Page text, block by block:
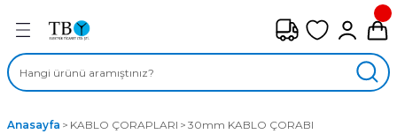
ÇEŞİTLERİ
Anasayfa KABLO ÇORAPLARI 30mm KABLO ÇORABI